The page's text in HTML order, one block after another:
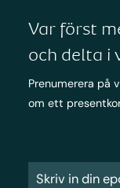
Var först
och delta i
Prenumerera på
om ett